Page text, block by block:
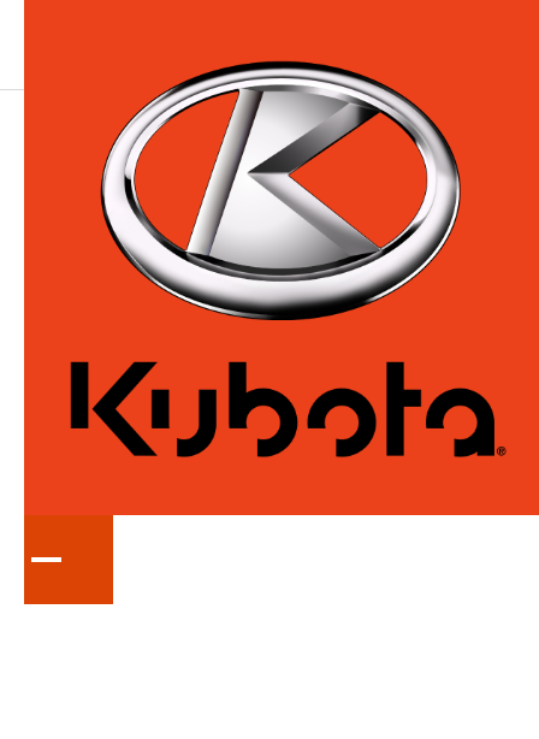
SÉRIE
Z400-3
Tondeuses à rayon de braquage nul